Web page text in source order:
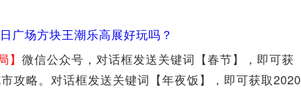
广场方块王潮乐高展好玩吗？
】 微信公众号， 对话框发送关键词【春节】，即可获
攻略。对话框发送关键词【年夜饭】，即可获取2020